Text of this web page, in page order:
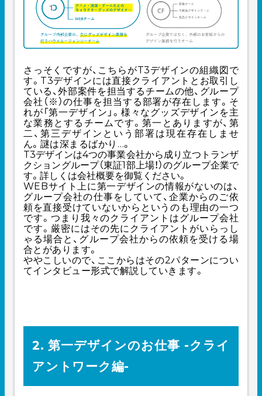
さっそくですが、こちらがT3デザインの組織図で
す。T3デザインには直接クライアントとお取引し
ている、外部案件を担当するチームの他、グループ
会社（※）の仕事を担当する部署が存在します。そ
れが「第一デザイン」。様々なグッズデザインを主
な業務とするチームです。第一とありますが、第
二、第三デザインという部署は現在存在しませ
ん。謎は深まるばかり…。
T3デザインは4つの事業会社から成り立つトランザ
クショングループ（東証1部上場！）のグループ企業で
す。詳しくは会社概要を御覧ください。
WEBサイト上に第一デザインの情報がないのは、
グループ会社の仕事をしていて、企業からのご依
頼を直接受けていないからというのも理由の一つ
です。つまり我々のクライアントはグループ会社
です。厳密にはその先にクライアントがいらっし
ゃる場合と、グループ会社からの依頼を受ける場
合とがあります。
ややこしいので、ここからはその2パターンについ
てインタビュー形式で解説していきます。
2. 第一デザインのお仕事 -クライ
アントワーク編-